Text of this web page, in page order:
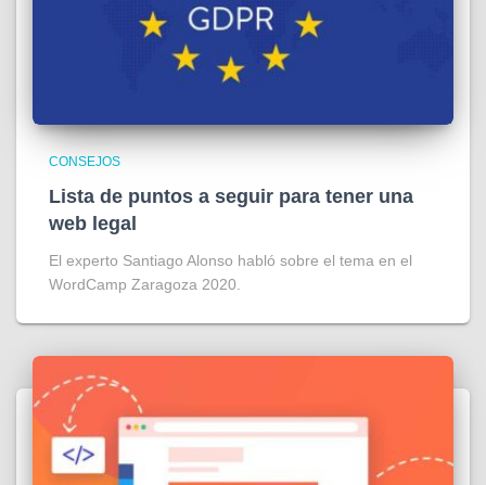
CONSEJOS
Lista de puntos a seguir para tener una
web legal
El experto Santiago Alonso habló sobre el tema en el
WordCamp Zaragoza 2020.